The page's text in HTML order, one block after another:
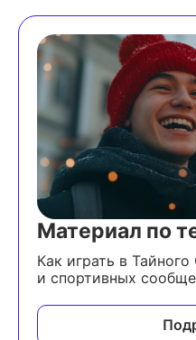
Материал по
Как играть в
и спортивных